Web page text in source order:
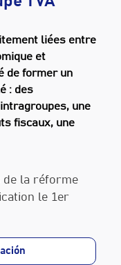
liées entre
et
de former un
: des
une
fiscaux, une
de la réforme
le 1er